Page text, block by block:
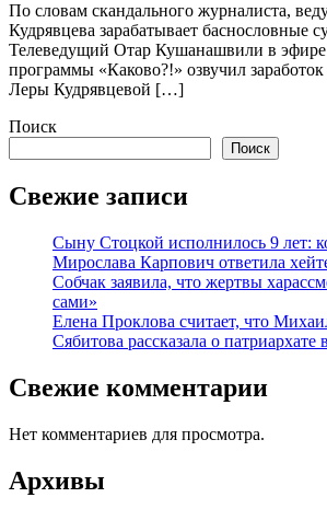
По словам скандального журналиста,
Кудрявцева зарабатывает баснословные
Телеведущий Отар Кушанашвили в эфире
программы «Каково?!» озвучил
Леры Кудрявцевой […]
Поиск
Поиск
Свежие записи
Сыну Стоцкой исполнилось 9 лет:
Мирослава Карпович ответила
Собчак заявила, что жертвы
сами»
Елена Проклова считает, что
Сябитова рассказала о патриархате
Свежие комментарии
Нет комментариев для просмотра.
Архивы